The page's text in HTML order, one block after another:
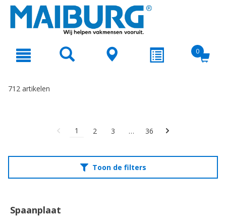
text.skipToNavigation
0
712 artikelen
1 2 3 … 36
Toon de filters
Spaanplaat